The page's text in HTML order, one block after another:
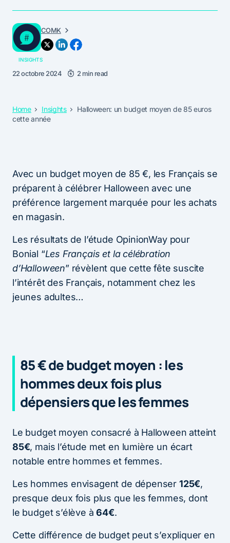
COMK
INSIGHTS
22 octobre 2024 2 min read
Home Insights
Halloween: un budget moyen de 85 euros
cette année
Avec un budget moyen de 85 €, les Français se
préparent à célébrer Halloween avec une
préférence largement marquée pour les achats
en magasin.
Les résultats de l’étude OpinionWay pour
Bonial “Les Français et la célébration
d’Halloween” révèlent que cette fête suscite
l’intérêt des Français, notamment chez les
jeunes adultes…
85 € de budget moyen : les
hommes deux fois plus
dépensiers que les femmes
Le budget moyen consacré à Halloween atteint
85€, mais l’étude met en lumière un écart
notable entre hommes et femmes.
Les hommes envisagent de dépenser 125€,
presque deux fois plus que les femmes, dont
le budget s’élève à64€.
Cette différence de budget peut s’expliquer en